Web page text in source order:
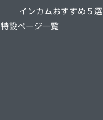
インカムおすすめ５選
特設ページ一覧